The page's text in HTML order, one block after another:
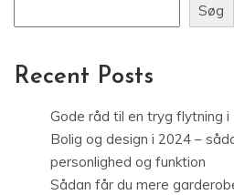
Søg
Recent Posts
Gode råd til en tryg flytning i
Bolig og design i 2024 –
personlighed og funktion
Sådan får du mere